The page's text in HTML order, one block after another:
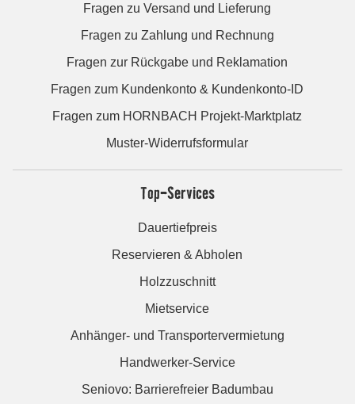
Fragen zu Versand und Lieferung
Fragen zu Zahlung und Rechnung
Fragen zur Rückgabe und Reklamation
Fragen zum Kundenkonto & Kundenkonto-ID
Fragen zum HORNBACH Projekt-Marktplatz
Muster-Widerrufsformular
Top-Services
Dauertiefpreis
Reservieren & Abholen
Holzzuschnitt
Mietservice
Anhänger- und Transportervermietung
Handwerker-Service
Seniovo: Barrierefreier Badumbau